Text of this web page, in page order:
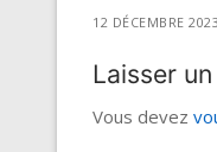
12 DÉCEMBRE 2023
Laisser
Vous devez